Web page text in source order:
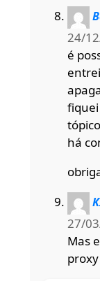
24/
é
há
27/
Mas
proxy